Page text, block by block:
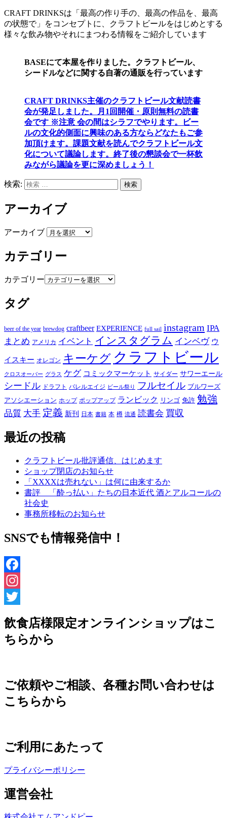
CRAFT DRINKSは「最高の作り手の、最高の作品を、最高
の状態で」をコンセプトに、クラフトビールをはじめとする
様々な飲み物やそれにまつわる情報をご紹介しています
BASEにて本屋を作りました。クラフトビール、
シードルなどに関する自著の通販を行っています
CRAFT DRINKS主催のクラフトビール文献読書
会が発足しました。
月1回開催・原則無料の読書
会です ※注意 会の間はシラフでやります。
ビー
ルの文化的側面に興味のある方ならどなたもご参
加頂けます。 課題文献を読んでクラフトビール文
化について議論します。 終了後の懇談会で一杯飲
みながら議論を更に深めましょう！
検索: 検索
アーカイブ
アーカイブ
カテゴリー
カテゴリー
タグ
beer of the year brewdog craftbeer EXPERIENCE full sail instagram IPA
まとめ アメリカ イベント インスタグラム インベヴ ウ
イスキー オレゴン キーケグ クラフトビール
クロスオーバー グラス ケグ コミックマーケット サイダー サワーエール
シードル ドラフト バレルエイジ ビール祭り フルセイル ブルワーズ
アソシエーション ホップ ポップアップ ランビック リンゴ 免許 勉強
品質 大手 定義 新刊 日本 書籍 本 樽 流通 読書会 買収
最近の投稿
クラフトビール批評通信、はじめます
ショップ閉店のお知らせ
「XXXXは売れない」は何に由来するか
書評 「酔っ払い」たちの日本近代 酒とアルコールの
社会史
事務所移転のお知らせ
SNSでも情報発信中！
Facebook
Instagram
飲食店様限定オンラインショップはこ
ちらから
ご依頼やご相談、各種お問い合わせは
こちらから
ご利用にあたって
プライバシーポリシー
運営会社